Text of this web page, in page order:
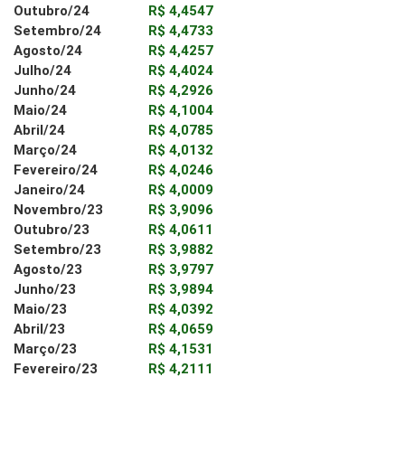
Outubro/24
R$ 4,4547
Setembro/24
R$ 4,4733
Agosto/24
R$ 4,4257
Julho/24
R$ 4,4024
Junho/24
R$ 4,2926
Maio/24
R$ 4,1004
Abril/24
R$ 4,0785
Março/24
R$ 4,0132
Fevereiro/24
R$ 4,0246
Janeiro/24
R$ 4,0009
Novembro/23
R$ 3,9096
Outubro/23
R$ 4,0611
Setembro/23
R$ 3,9882
Agosto/23
R$ 3,9797
Junho/23
R$ 3,9894
Maio/23
R$ 4,0392
Abril/23
R$ 4,0659
Março/23
R$ 4,1531
Fevereiro/23
R$ 4,2111